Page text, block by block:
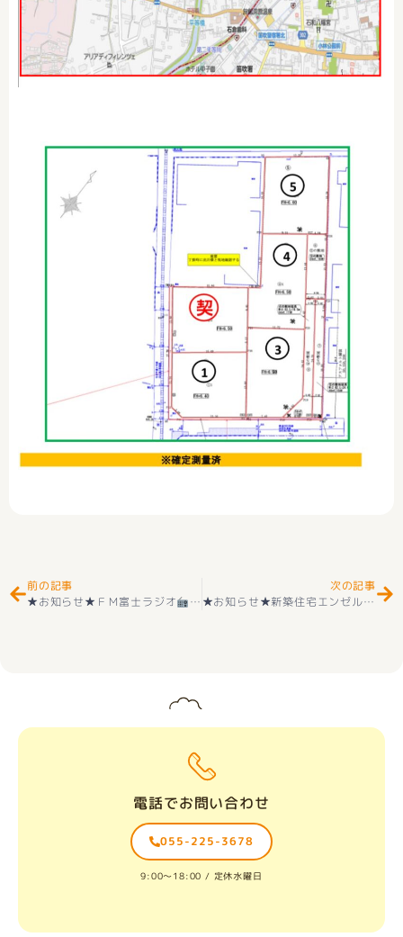
前の記事
★お知らせ★ＦＭ富士ラジオ
MIKIKO ＆ SHINTARO Happiness
次の記事
★お知らせ★新築住宅エンゼルハウス甲府市蓬沢町① インナーバルコニー付き＋オール電化(^^♪ 好評販売中(^^♪
電話でお問い合わせ
055-225-3678
9:00〜18:00 / 定休水曜日